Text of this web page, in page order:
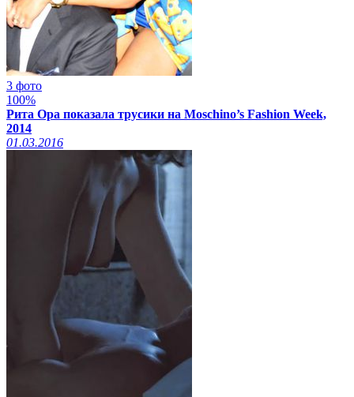
3 фото
100%
Рита Ора показала трусики на Moschino’s Fashion Week,
2014
01.03.2016